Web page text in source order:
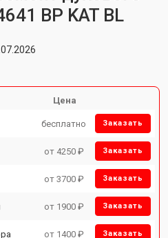
BP KAT BL
Цена
бесплатно Заказать
от 4250 ₽ Заказать
от 3700 ₽ Заказать
от 1900 ₽ Заказать
от 1400 ₽ Заказать